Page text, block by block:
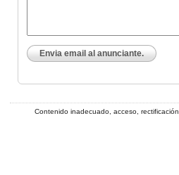
Envia email al anunciante.
Contenido inadecuado, acceso,